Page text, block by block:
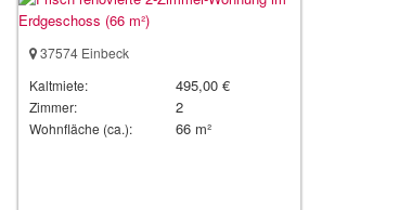
37574 Einbeck
Kaltmiete:
495,00 €
Zimmer: 2
Wohnfläche (ca.): 66 m²